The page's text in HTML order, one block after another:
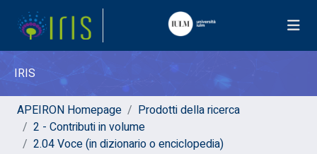
IRIS
APEIRON Homepage
Prodotti della ricerca
2 - Contributi in volume
2.04 Voce (in dizionario o enciclopedia)